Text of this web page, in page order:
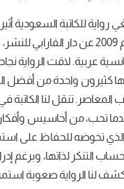
رواية للكاتبة السعودية
النشمي، نُشرت عام 2009 عن دار
عربية. لاقت الرواية
كثيرون واحدة من أفضل
المعاصر.تنقل لنا الكاتبة
تحب، من أحاسيس
تخوضه للحفاظ على
التنكر لذاتها، وبرغم
لنا الرواية صعوبة